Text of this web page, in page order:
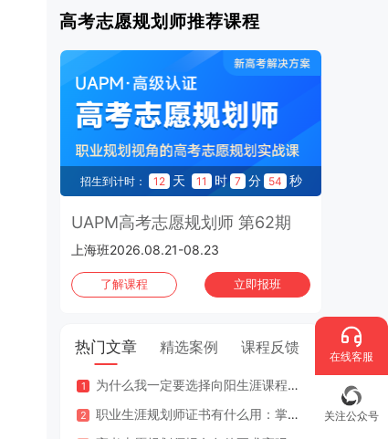
高考志愿规划师推荐课程
招生到计时： 12 天 11 时 7 分 53 秒
UAPM高考志愿规划师 第62期
上海班2026.08.21-08.23
了解课程 立即报班
热门文章 精选案例 课程反馈
为什么我一定要选择向阳生涯课程体系？七大核心理由
职业生涯规划师证书有什么用：掌握专业知识与技能，助人也助己！
咨询案
在线客服
关注公众号